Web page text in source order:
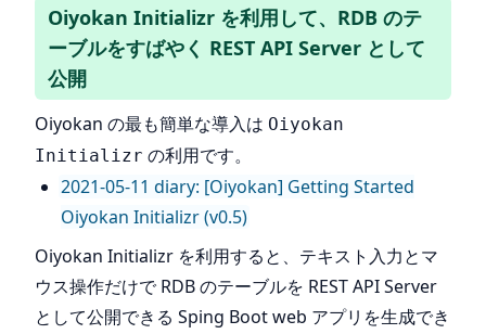
Oiyokan Initializr を利用して、RDB のテ
ーブルをすばやく REST API Server として
公開
Oiyokan の最も簡単な導入は Oiyokan
Initializr の利用です。
2021-05-11 diary: [Oiyokan] Getting Started
Oiyokan Initializr (v0.5)
Oiyokan Initializr を利用すると、テキスト入力とマ
ウス操作だけで RDB のテーブルを REST API Server
として公開できる Sping Boot web アプリを生成でき